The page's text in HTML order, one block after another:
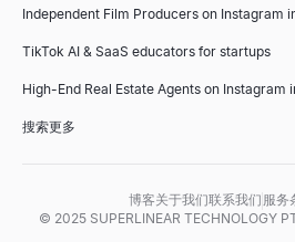
Independent Film Producers on Instagram
TikTok AI & SaaS educators for startups
High-End Real Estate Agents on Instagram
搜索更多
博客关于我们联系我们 服务
© 2025 SUPERLINEAR TECHNOLOGY